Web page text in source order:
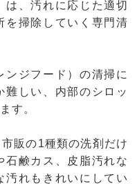
は、汚れに応じた適切
を掃除していく専門清
ンジフード）の清掃に
難しい、内部のシロッ
す。
販の1種類の洗剤だけ
石鹸カス、皮脂汚れな
汚れもきれいにしてい